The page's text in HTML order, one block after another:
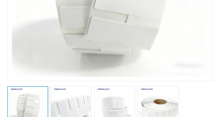
Nederland
日语
Türk